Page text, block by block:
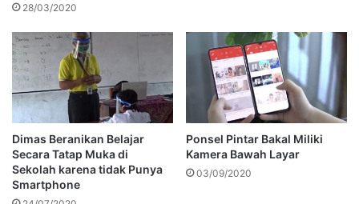
28/03/2020
Dimas Beranikan Belajar
Secara Tatap Muka di
Sekolah karena tidak Punya
Smartphone
Ponsel Pintar Bakal Miliki
Kamera Bawah Layar
03/09/2020